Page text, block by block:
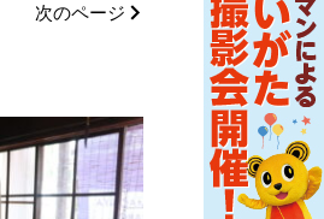
次のページ